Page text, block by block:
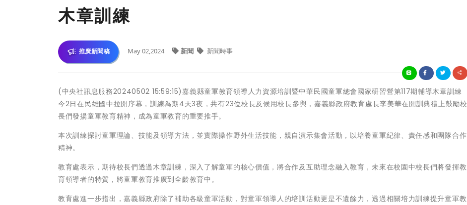
木章訓練
推廣新聞稿 May 02,2024 新聞 新聞時事
(中央社訊息服務20240502 15:59:15)嘉義縣童軍教育領導人力資源培訓暨中華民國童軍總會國家研習營第117期輔導木章訓練
今2日在民雄國中拉開序幕，訓練為期4天3夜，共有23位校長及候用校長參與，嘉義縣政府教育處長李美華在開訓典禮上鼓勵校
長們發揚童軍教育精神，成為童軍教育的重要推手。
本次訓練探討童軍理論、技能及領導方法，並實際操作野外生活技能，親自演示集會活動，以培養童軍紀律、責任感和團隊合作
精神。
教育處表示，期待校長們透過木章訓練，深入了解童軍的核心價值，將合作及互助理念融入教育，未來在校園中校長們將發揮教
育領導者的特質，將童軍教育推廣到全齡教育中。
教育處進一步指出，嘉義縣政府除了補助各級童軍活動，對童軍領導人的培訓活動更是不遺餘力，透過相關培力訓練提升童軍教